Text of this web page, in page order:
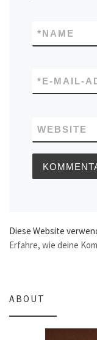
NAME
*
E-MAIL-
*
WEBSITE
Diese Website
Erfahre, wie deine
ABOUT